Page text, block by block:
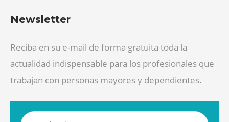
Newsletter
Reciba en su e-mail de forma gratuita toda la
actualidad indispensable para los profesionales que
trabajan con personas mayores y dependientes.